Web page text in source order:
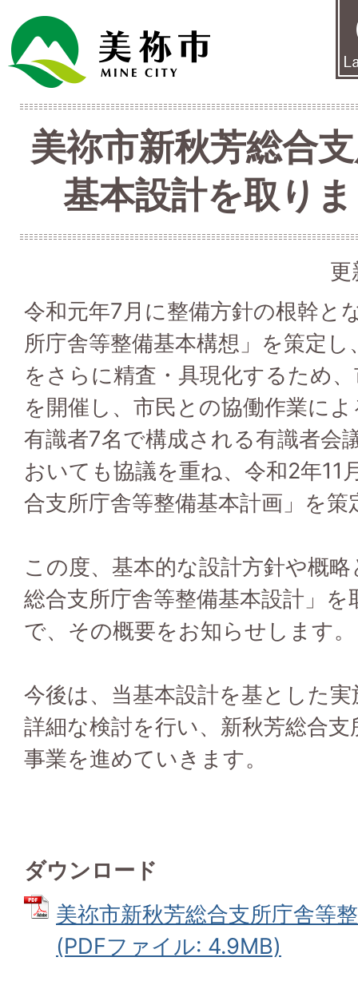
美祢市新秋芳総合
基本設計を取り
更
令和元年7月に整備方針の根幹と
所庁舎等整備基本構想」を策定
をさらに精査・具現化するため
を開催し、市民との協働作業に
有識者7名で構成される有識者会
おいても協議を重ね、令和2年11
合支所庁舎等整備基本計画」を
この度、基本的な設計方針や概
総合支所庁舎等整備基本設計」
で、その概要をお知らせします。
今後は、当基本設計を基とした
詳細な検討を行い、新秋芳総合
事業を進めていきます。
ダウンロード
美祢市新秋芳総合支所庁舎等
(PDFファイル: 4.9MB)